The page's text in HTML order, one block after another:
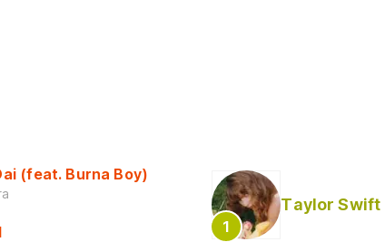
(feat. Burna Boy)
Taylor Swift